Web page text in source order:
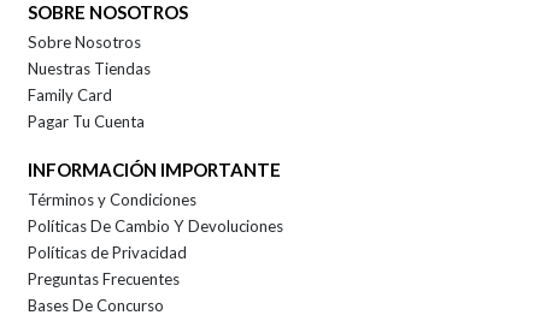
SOBRE NOSOTROS
Sobre Nosotros
Nuestras Tiendas
Family Card
Pagar Tu Cuenta
INFORMACIÓN IMPORTANTE
Términos y Condiciones
Políticas De Cambio Y Devoluciones
Políticas de Privacidad
Preguntas Frecuentes
Bases De Concurso